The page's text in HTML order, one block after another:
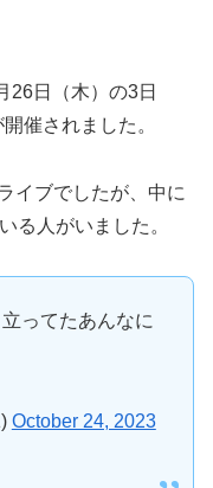
26日（木）の3日
催されました。
イブでしたが、中に
る人がいました。
ってたあんなに
October 24, 2023